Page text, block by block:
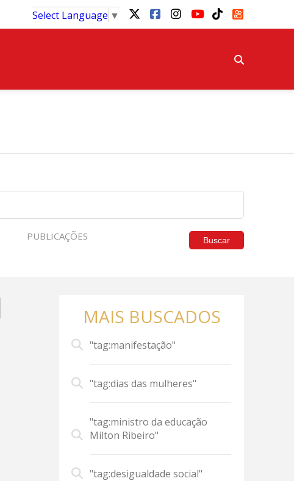
Select Language ▼
PUBLICAÇÕES Buscar
MAIS BUSCADOS
"tag:manifestação"
"tag:dias das mulheres"
"tag:ministro da educação
Milton Ribeiro"
"tag:desigualdade social"